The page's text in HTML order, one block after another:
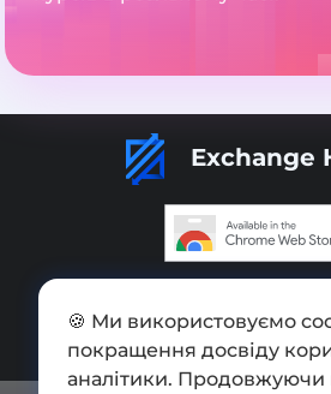
Exchange
Мапа сайту
Press kit
🍪 Ми використовуємо
покращення досвіду
аналітики. Продовжуючи